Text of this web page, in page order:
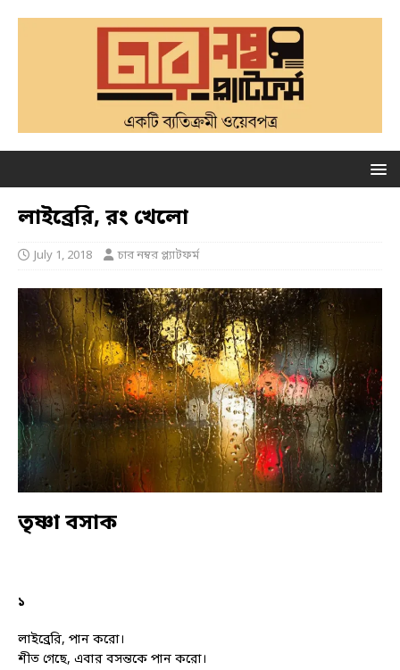
লাইব্রেরি, রং খেলো
July 1, 2018 চার নম্বর প্ল্যাটফর্ম
তৃষ্ণা বসাক
১
লাইব্রেরি, পান করো।
শীত গেছে, এবার বসন্তকে পান করো।